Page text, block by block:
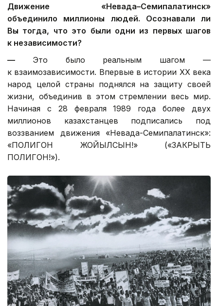
Движение «Невада–Семипалатинск»
объединило миллионы людей. Осознавали ли
Вы тогда, что это были одни из первых шагов
к независимости?
— Это было реальным шагом —
к взаимозависимости. Впервые в истории ХХ века
народ целой страны поднялся на защиту своей
жизни, объединив в этом стремлении весь мир.
Начиная с 28 февраля 1989 года более двух
миллионов казахстанцев подписались под
воззванием движения «Невада-Семипалатинск»:
«ПОЛИГОН ЖОЙЫЛСЫН!» («ЗАКРЫТЬ
ПОЛИГОН!»).